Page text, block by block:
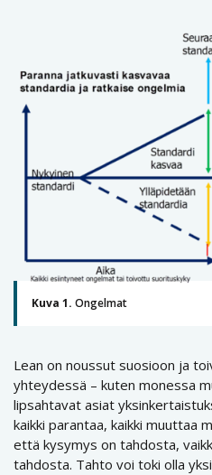
Kuva 1. Ongelmat
Lean on noussut suosioon ja
yhteydessä – kuten monessa
lipsahtavat asiat
kaikki parantaa, kaikki muuttaa
että kysymys on tahdosta,
tahdosta. Tahto voi toki olla